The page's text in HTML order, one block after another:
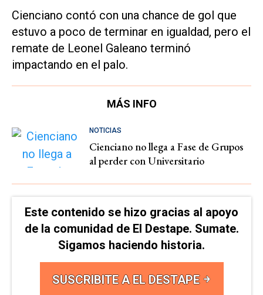
Cienciano contó con una chance de gol que
estuvo a poco de terminar en igualdad, pero el
remate de Leonel Galeano terminó
impactando en el palo.
MÁS INFO
NOTICIAS
Cienciano no llega a Fase de Grupos
al perder con Universitario
Este contenido se hizo gracias al apoyo
de la comunidad de El Destape. Sumate.
Sigamos haciendo historia.
SUSCRIBITE A EL DESTAPE